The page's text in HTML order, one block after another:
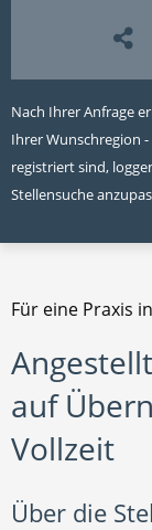
Nach Ihrer Anfrage
Ihrer Wunschregion
registriert sind,
Stellensuche
Für eine Praxis
auf
Vollzeit
Über die